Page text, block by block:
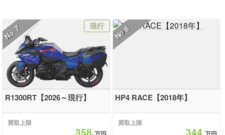
No
7 現行
R1300RT【2026～現行】
買取上限
No8
HP4 RACE【2018年】
買取上限